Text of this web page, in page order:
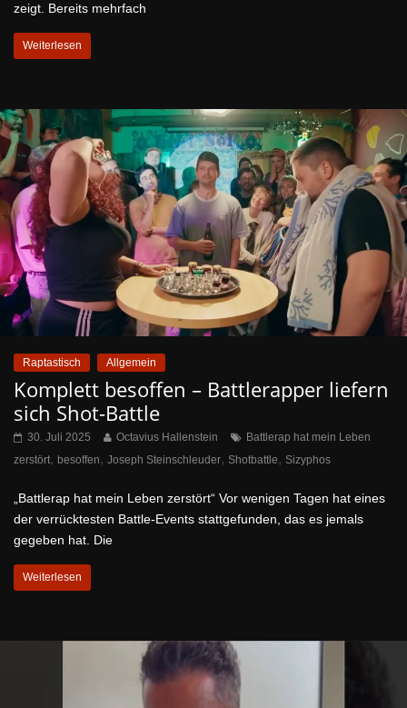
zeigt. Bereits mehrfach
Weiterlesen
Raptastisch Allgemein
Komplett besoffen – Battlerapper liefern
sich Shot-Battle
30. Juli 2025 Octavius Hallenstein
Battlerap hat mein Leben
zerstört, besoffen, Joseph Steinschleuder, Shotbattle, Sizyphos
„Battlerap hat mein Leben zerstört“ Vor wenigen Tagen hat eines
der verrücktesten Battle-Events stattgefunden, das es jemals
gegeben hat. Die
Weiterlesen